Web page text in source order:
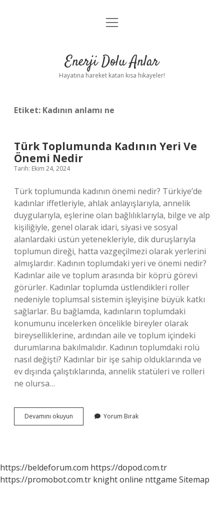
Anasayfa
Yasal Uyarı
menüyü
Enerji Dolu Anlar
Hayatına hareket katan kısa hikayeler!
Etiket: Kadının anlamı ne
Türk Toplumunda Kadının Yeri Ve
Önemi Nedir
Tarih: Ekim 24, 2024
Türk toplumunda kadının önemi nedir? Türkiye’de
kadınlar iffetleriyle, ahlak anlayışlarıyla, annelik
duygularıyla, eşlerine olan bağlılıklarıyla, bilge ve alp
kişiliğiyle, genel olarak idari, siyasi ve sosyal
alanlardaki üstün yetenekleriyle, dik duruşlarıyla
toplumun direği, hatta vazgeçilmezi olarak yerlerini
almışlardır. Kadının toplumdaki yeri ve önemi nedir?
Kadınlar aile ve toplum arasında bir köprü görevi
görürler. Kadınlar toplumda üstlendikleri roller
nedeniyle toplumsal sistemin işleyişine büyük katkı
sağlarlar. Bu bağlamda, kadınların toplumdaki
konumunu incelerken öncelikle bireyler olarak
bireyselliklerine, ardından aile ve toplum içindeki
durumlarına bakılmalıdır. Kadının toplumdaki rolü
nasıl değişti? Kadınlar bir işe sahip olduklarında ve
ev dışında çalıştıklarında, annelik statüleri ve rolleri
ne olursa…
Devamını okuyun
Toplumunda
Nedir
Yorum Bırak
https://beldeforum.com https://dopod.com.tr
https://promobot.com.tr knight online nttgame Sitemap